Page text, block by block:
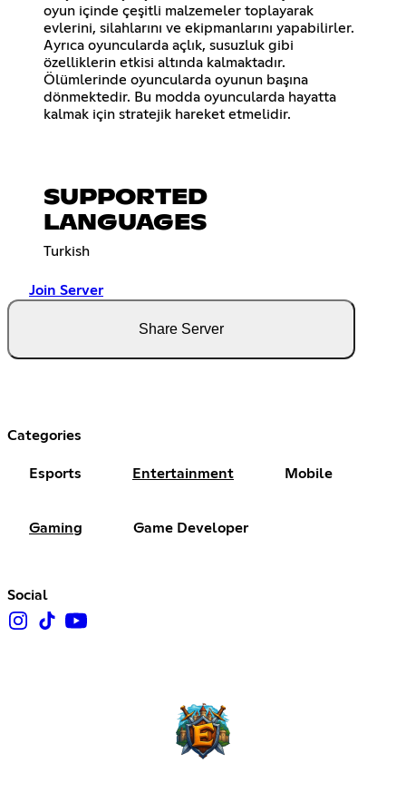
oyun içinde çeşitli malzemeler toplayarak
evlerini, silahlarını ve ekipmanlarını yapabilirler.
Ayrıca oyuncularda açlık, susuzluk gibi
özelliklerin etkisi altında kalmaktadır.
Ölümlerinde oyuncularda oyunun başına
dönmektedir. Bu modda oyuncularda hayatta
kalmak için stratejik hareket etmelidir.
SUPPORTED
LANGUAGES
Turkish
Join Server
Share Server
Categories
Esports Entertainment Mobile
Gaming Game Developer
Social